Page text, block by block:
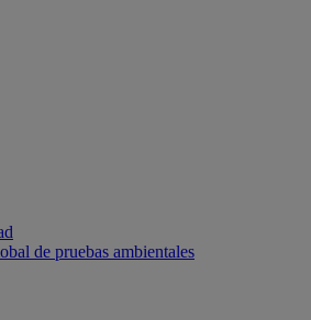
de pruebas ambientales